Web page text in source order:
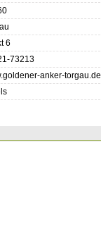
6
73213
anker-torgau.de